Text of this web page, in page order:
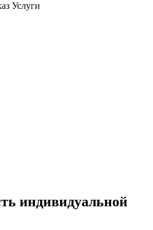
Услуги
индивидуальной